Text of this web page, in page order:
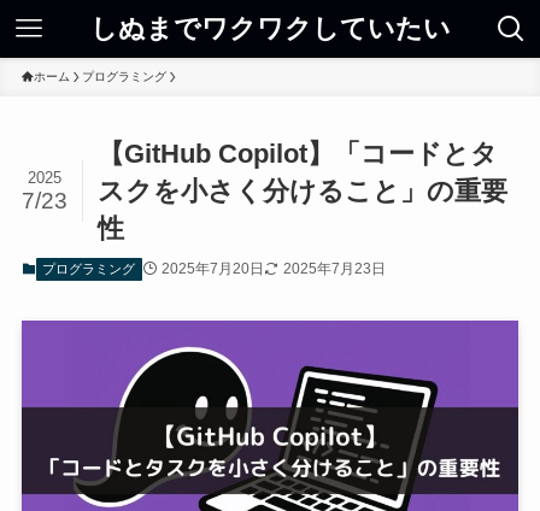
しぬまでワクワクしていたい
ホーム プログラミング
【GitHub Copilot】「コードとタ
スクを小さく分けること」の重要
性
2025
7/23
プログラミング 2025年7月20日 2025年7月23日